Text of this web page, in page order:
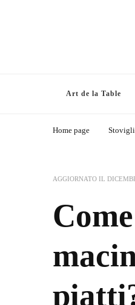
Art de la Table
Home page
AGGIORNATO IL